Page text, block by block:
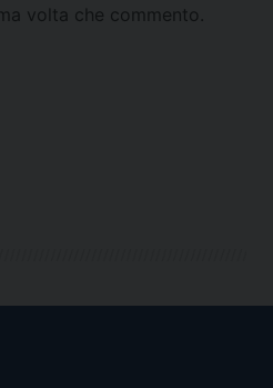
volta che commento.